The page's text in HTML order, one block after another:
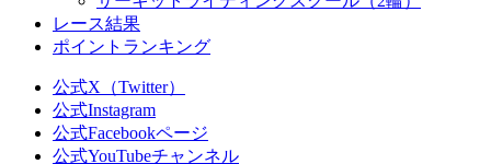
レース結果
ポイントランキング
公式X（Twitter）
公式Instagram
公式Facebookページ
公式YouTubeチャンネル